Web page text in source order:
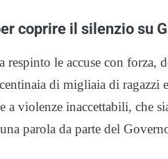
coprire il silenzio su
respinto le accuse con forza,
di migliaia di ragazzi
violenze inaccettabili, che
parola da parte del